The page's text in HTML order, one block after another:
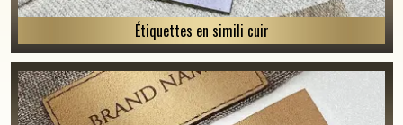
Étiquettes en simili cuir